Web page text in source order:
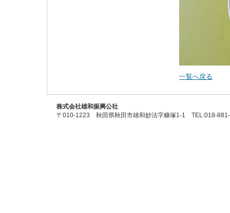
一覧へ戻る
株式会社雄和振興公社
〒010-1223 秋田県秋田市雄和妙法字糠塚1-1 TEL:018-